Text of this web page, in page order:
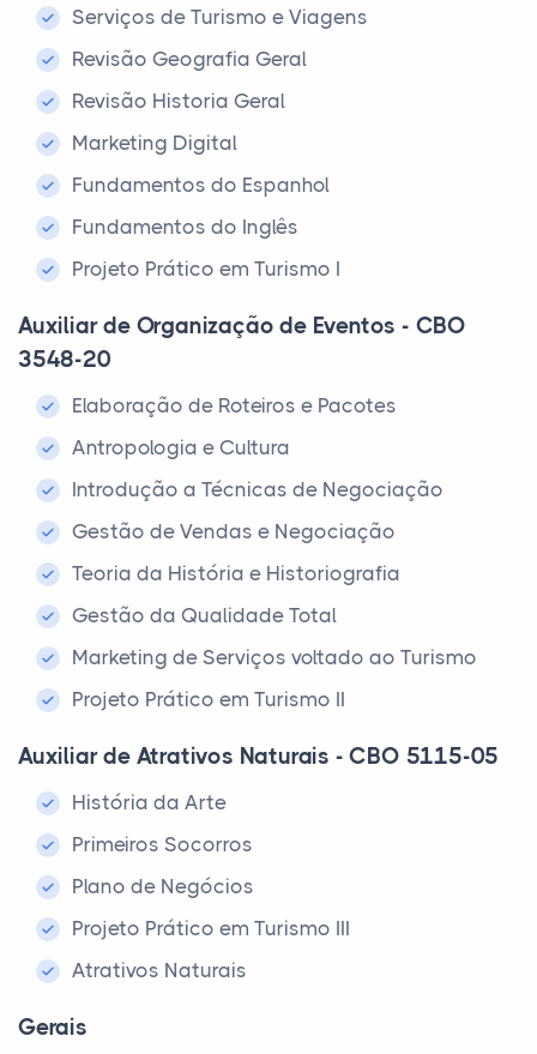
Serviços de Turismo e Viagens
Revisão Geografia Geral
Revisão Historia Geral
Marketing Digital
Fundamentos do Espanhol
Fundamentos do Inglês
Projeto Prático em Turismo I
Auxiliar de Organização de Eventos - CBO
3548-20
Elaboração de Roteiros e Pacotes
Antropologia e Cultura
Introdução a Técnicas de Negociação
Gestão de Vendas e Negociação
Teoria da História e Historiografia
Gestão da Qualidade Total
Marketing de Serviços voltado ao Turismo
Projeto Prático em Turismo II
Auxiliar de Atrativos Naturais - CBO 5115-05
História da Arte
Primeiros Socorros
Plano de Negócios
Projeto Prático em Turismo III
Atrativos Naturais
Gerais